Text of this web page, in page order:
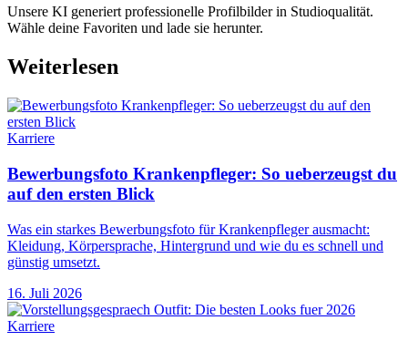
Unsere KI generiert professionelle Profilbilder in Studioqualität.
Wähle deine Favoriten und lade sie herunter.
Weiterlesen
Karriere
Bewerbungsfoto Krankenpfleger: So ueberzeugst du
auf den ersten Blick
Was ein starkes Bewerbungsfoto für Krankenpfleger ausmacht:
Kleidung, Körpersprache, Hintergrund und wie du es schnell und
günstig umsetzt.
16. Juli 2026
Karriere